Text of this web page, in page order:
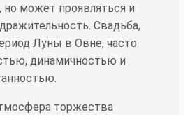
но может проявляться и
Свадьба,
Луны в Овне, часто
динамичностью и
торжества